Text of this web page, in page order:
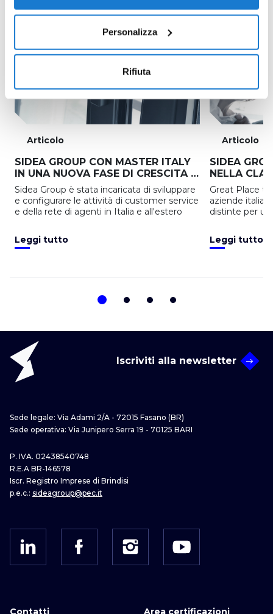
Personalizza
Rifiuta
Articolo
SIDEA GROUP CON MASTER ITALY
IN UNA NUOVA FASE DI CRESCITA E
SVILUPPO
Sidea Group è stata incaricata di sviluppare
e configurare le attività di customer service
e della rete di agenti in Italia e all'estero
Leggi tutto
Articolo
SIDEA
NELLA
EQUITY &
Great Place
aziende
distinte per
collaboratori
meglio":
Leggi tutto
Iscriviti alla newsletter
Sede legale: Via Adami 2/A - 72015 Fasano (BR)
Sede operativa: Via Junipero Serra 19 - 70125 BARI
P. IVA. 02438540748
R.E.A BR-146578
Iscr. Registro Imprese di Brindisi
p.e.c.: sideagroup@pec.it
Contatti Area certificazioni